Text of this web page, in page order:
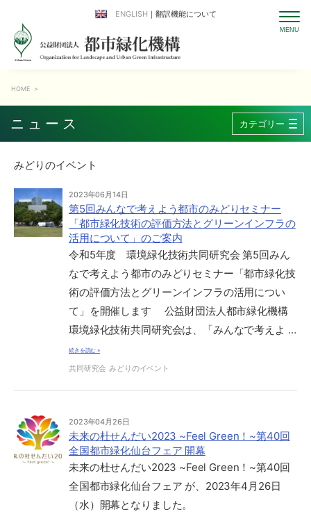
ENGLISH ｜翻訳機能について
ニュース
HOME >
みどりのイベント
2023年06月14日
第5回みんなで考えよう都市のみどりセミナー
「都市緑化技術の評価方法とグリーンインフラの
活用について」のご案内
令和5年度 環境緑化技術共同研究会 第5回みん
なで考えよう都市のみどりセミナー「都市緑化技
術の評価方法とグリーンインフラの活用につい
て」を開催します 公益財団法人都市緑化機構
環境緑化技術共同研究会は、「みんなで考えよ …
続きを読む »
共同研究会 みどりのイベント
2023年04月26日
未来の杜せんだい2023 ~Feel Green！~第40回
全国都市緑化仙台フェア 開幕
未来の杜せんだい2023 ~Feel Green！~第40回
全国都市緑化仙台フェア が、2023年4月26日
（水）開幕となりました。
カテゴリー